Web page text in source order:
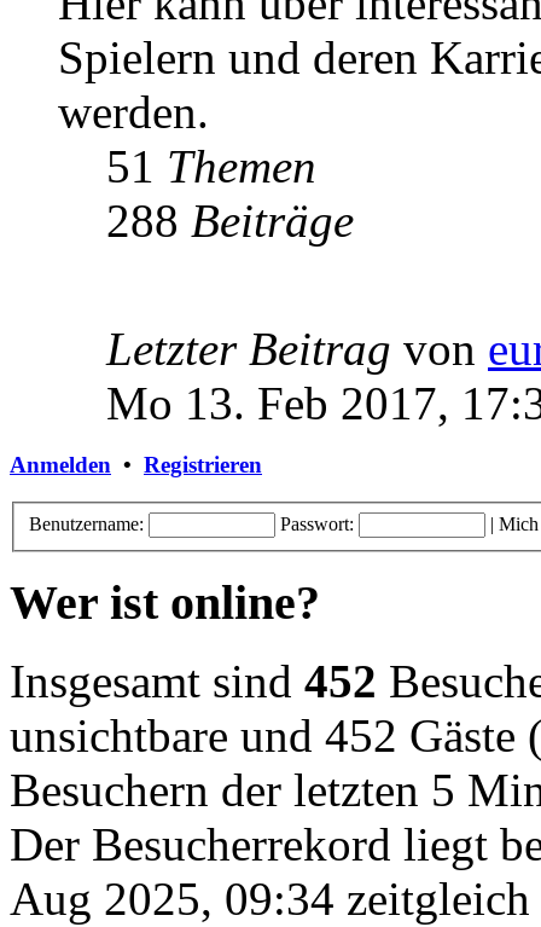
Spielern und deren
werden.
51 Themen
288 Beiträge
Letzter Beitrag von
Mo 13. Feb 2017,
Anmelden • Registrieren
Benutzername: Passwort: | Mich
Wer ist online?
Insgesamt sind 452
unsichtbare und 452 Gäste
Besuchern der letzten 5
Der Besucherrekord liegt
Aug 2025, 09:34